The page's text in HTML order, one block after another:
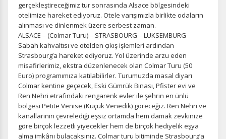
Zorunlu Çerezler HER ZAMAN AKTIF
Oturum yönetimi, güvenlik ve temel site işlevleri için
gereklidir. Bu çerezler olmadan site düzgün çalışmaz ve
devre dışı bırakılamaz.
İstatistik Çerezleri
Ziyaretçilerin siteyi nasıl kullandığını anonim olarak
ölçeriz. Hangi sayfaların popüler olduğunu ve
kullanıcıların nerede zorluk yaşadığını anlamamıza
gerçekleştireceğimiz tur sonrasında Alsace bölgesindeki
otelimize hareket ediyoruz. Otele varışımızla birlikte odaların
alınması ve dinlenmek üzere serbest zaman.
ALSACE – (Colmar Turu) – STRASBOURG – LÜKSEMBURG
Sabah kahvaltısı ve otelden çıkış işlemleri ardından
Strasbourg’a hareket ediyoruz. Yol üzerinde arzu eden
misafirlerimiz, ekstra düzenlenecek olan Colmar Turu (50
Euro) programımıza katılabilirler. Turumuzda masal diyarı
Colmar kentine geçecek, Eski Gümrük Binası, Pfister evi ve
Ren Nehri etrafındaki rengarenk evler ile şehrin en ünlü
bölgesi Petite Venise (Küçük Venedik) göreceğiz. Ren Nehri ve
kanallarının çevrelediği eşsiz ortamda hem damak zevkinize
göre birçok lezzetli yiyecekler hem de birçok hediyelik eşya
alma imkânı bulacaksınız. Colmar turu bitiminde Strasbourg’a